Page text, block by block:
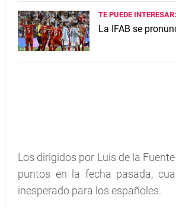
TE PUEDE INTERESAR:
La IFAB se
Los dirigidos por Luis de la
puntos en la fecha pasada,
inesperado para los españoles.